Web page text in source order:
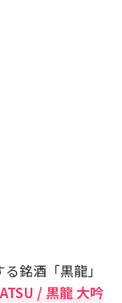
銘酒「黒龍」
/ 黒龍 大吟